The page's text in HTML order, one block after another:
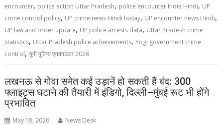
encounter, police action Uttar Pradesh, police encounter India Hindi, UP
crime control policy, UP crime news Hindi today, UP encounter news Hindi,
UP law and order update, UP police arrests data, Uttar Pradesh crime
statistics, Uttar Pradesh police achievements,Yogi government crime
control,यूपी पुलिस एनकाउंटर 2026
लखनऊ से गोवा समेत कई उड़ानें हो सकती हैं बंद: 300
फ्लाइट्स घटाने की तैयारी में इंडिगो, दिल्ली–मुंबई रूट भी होंगे
प्रभावित
May 18, 2026 News Desk